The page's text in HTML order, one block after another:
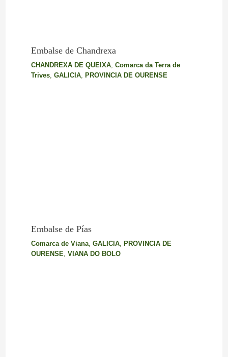
Embalse de Chandrexa
CHANDREXA DE QUEIXA, Comarca da Terra de
Trives, GALICIA, PROVINCIA DE OURENSE
Embalse de Pías
Comarca de Viana, GALICIA, PROVINCIA DE
OURENSE, VIANA DO BOLO